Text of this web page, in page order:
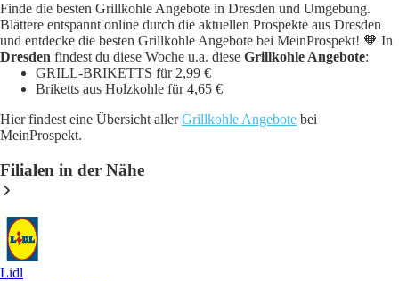
Finde die besten Grillkohle Angebote in Dresden und Umgebung.
Blättere entspannt online durch die aktuellen Prospekte aus Dresden
und entdecke die besten Grillkohle Angebote bei MeinProspekt! 🧡 In
Dresden findest du diese Woche u.a. diese Grillkohle Angebote:
GRILL-BRIKETTS für 2,99 €
Briketts aus Holzkohle für 4,65 €
Hier findest eine Übersicht allerGrillkohle Angebote bei
MeinProspekt.
Filialen in der Nähe
Lidl